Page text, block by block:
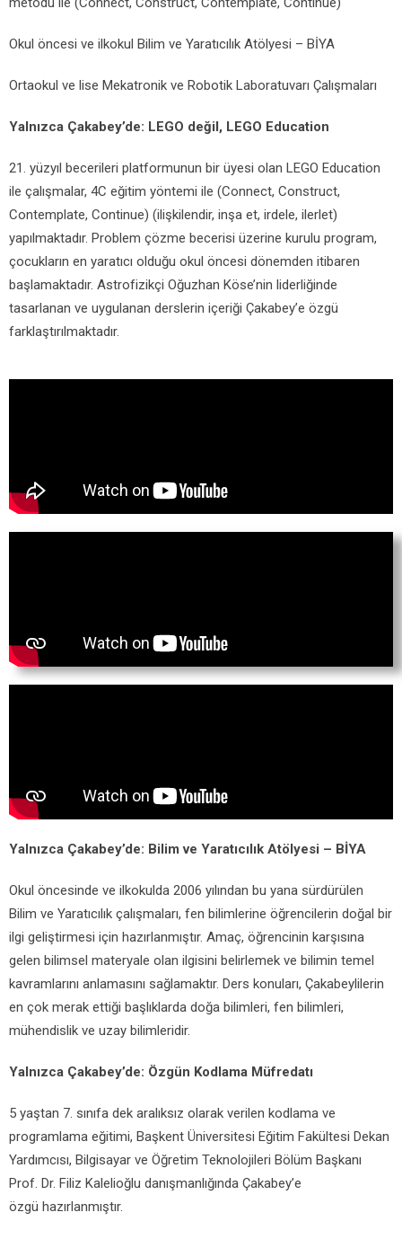
Okul öncesi ve ilkokul Bilim ve Yaratıcılık Atölyesi – BİYA
Ortaokul ve lise Mekatronik ve Robotik Laboratuvarı Çalışmaları
Yalnızca Çakabey’de: LEGO değil, LEGO Education
21. yüzyıl becerileri platformunun bir üyesi olan LEGO Education
ile çalışmalar, 4C eğitim yöntemi ile (Connect, Construct,
Contemplate, Continue) (ilişkilendir, inşa et, irdele, ilerlet)
yapılmaktadır. Problem çözme becerisi üzerine kurulu program,
çocukların en yaratıcı olduğu okul öncesi dönemden itibaren
başlamaktadır. Astrofizikçi Oğuzhan Köse’nin liderliğinde
tasarlanan ve uygulanan derslerin içeriği Çakabey’e özgü
farklaştırılmaktadır.
Yalnızca Çakabey’de: Bilim ve Yaratıcılık Atölyesi – BİYA
Okul öncesinde ve ilkokulda 2006 yılından bu yana sürdürülen
Bilim ve Yaratıcılık çalışmaları, fen bilimlerine öğrencilerin doğal bir
ilgi geliştirmesi için hazırlanmıştır. Amaç, öğrencinin karşısına
gelen bilimsel materyale olan ilgisini belirlemek ve bilimin temel
kavramlarını anlamasını sağlamaktır. Ders konuları, Çakabeylilerin
en çok merak ettiği başlıklarda doğa bilimleri, fen bilimleri,
mühendislik ve uzay bilimleridir.
Yalnızca Çakabey’de: Özgün Kodlama Müfredatı
5 yaştan 7. sınıfa dek aralıksız olarak verilen kodlama ve
programlama eğitimi, Başkent Üniversitesi Eğitim Fakültesi Dekan
Yardımcısı, Bilgisayar ve Öğretim Teknolojileri Bölüm Başkanı
Prof. Dr. Filiz Kalelioğlu danışmanlığında Çakabey’e
özgü hazırlanmıştır.